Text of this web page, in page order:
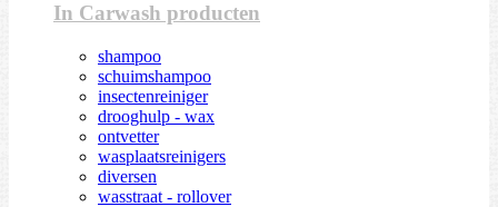
In Carwash producten
shampoo
schuimshampoo
insectenreiniger
drooghulp - wax
ontvetter
wasplaatsreinigers
diversen
wasstraat - rollover